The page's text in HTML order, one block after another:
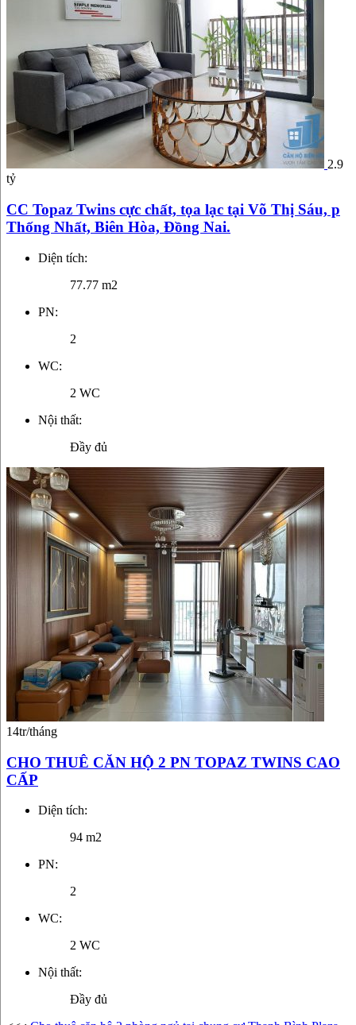
2.9
tỷ
CC Topaz Twins cực chất, tọa lạc tại Võ Thị Sáu, p
Thống Nhất, Biên Hòa, Đồng Nai.
Diện tích:
77.77 m2
PN:
2
WC:
2 WC
Nội thất:
Đầy đủ
14tr/tháng
CHO THUÊ CĂN HỘ 2 PN TOPAZ TWINS CAO
CẤP
Diện tích:
94 m2
PN:
2
WC:
2 WC
Nội thất:
Đầy đủ